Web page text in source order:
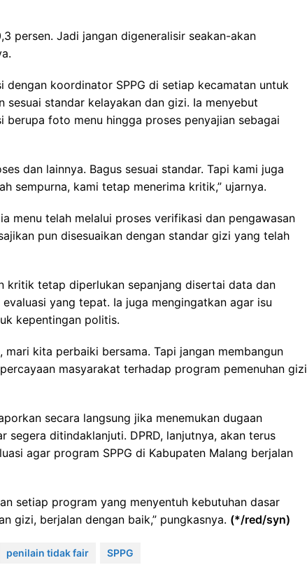
persen. Jadi jangan digeneralisir seakan-akan
dengan koordinator SPPG di setiap kecamatan untuk
sesuai standar kelayakan dan gizi. Ia menyebut
berupa foto menu hingga proses penyajian sebagai
dan lainnya. Bagus sesuai standar. Tapi kami juga
sempurna, kami tetap menerima kritik,” ujarnya.
menu telah melalui proses verifikasi dan pengawasan
pun disesuaikan dengan standar gizi yang telah
kritik tetap diperlukan sepanjang disertai data dan
yang tepat. Ia juga mengingatkan agar isu
kepentingan politis.
mari kita perbaiki bersama. Tapi jangan membangun
masyarakat terhadap program pemenuhan gizi
secara langsung jika menemukan dugaan
segera ditindaklanjuti. DPRD, lanjutnya, akan terus
agar program SPPG di Kabupaten Malang berjalan
setiap program yang menyentuh kebutuhan dasar
gizi, berjalan dengan baik,” pungkasnya. (*/red/syn)
penilain tidak fair SPPG